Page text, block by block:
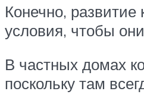
Конечно,
условия, чтобы
В частных домах
поскольку там